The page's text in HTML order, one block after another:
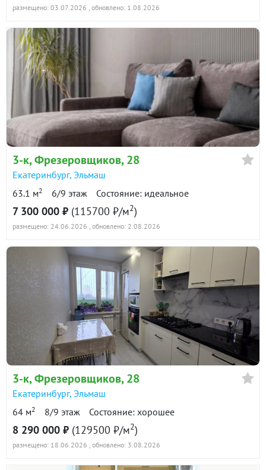
размещено: 03.07.2026 , обновлено: 1.08.2026
3-к, Фрезеровщиков, 28
Екатеринбург, Эльмаш
63.1 м2 6/9 этаж Состояние: идеальное
7 300 000 ₽ (115700 ₽/м2)
размещено: 24.06.2026 , обновлено: 2.08.2026
3-к, Фрезеровщиков, 28
Екатеринбург, Эльмаш
64 м2 8/9 этаж Состояние: хорошее
8 290 000 ₽ (129500 ₽/м2)
размещено: 18.06.2026 , обновлено: 3.08.2026